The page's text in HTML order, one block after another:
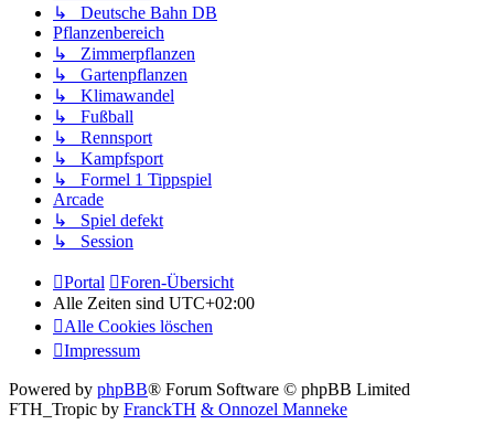
↳ Deutsche Bahn DB
Pflanzenbereich
↳ Zimmerpflanzen
↳ Gartenpflanzen
↳ Klimawandel
↳ Fußball
↳ Rennsport
↳ Kampfsport
↳ Formel 1 Tippspiel
Arcade
↳ Spiel defekt
↳ Session
Portal
Foren-Übersicht
Alle Zeiten sind UTC+02:00
Alle Cookies löschen
Impressum
Powered by phpBB® Forum Software © phpBB Limited
FTH_Tropic by FranckTH & Onnozel Manneke